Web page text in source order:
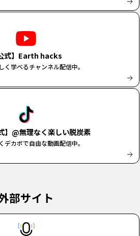
式】Earth hacks
く学べるチャンネル配信中。
】@無理なく楽しい脱炭素
デカボで自由な動画配信中。
部サイト